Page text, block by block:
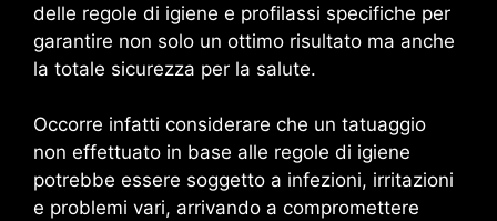
delle regole di igiene e profilassi specifiche per
garantire non solo un ottimo risultato ma anche
la totale sicurezza per la salute.
Occorre infatti considerare che un tatuaggio
non effettuato in base alle regole di igiene
potrebbe essere soggetto a infezioni, irritazioni
e problemi vari, arrivando a compromettere